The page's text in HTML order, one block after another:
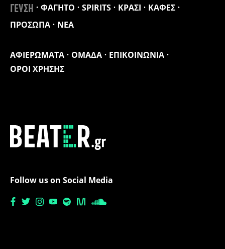
ΑΦΙΕΡΩΜΑΤΑ ΟΜΑΔΑ
ΕΠΙΚΟΙΝΩΝΙΑ
ΟΡΟΙ ΧΡΗΣΗΣ
ΓΕΥΣΗ ΦΑΓΗΤΟ SPIRITS ΚΡΑΣΙ
ΚΑΦΕΣ
ΠΡΟΣΩΠΑ
ΝΕΑ
Follow us on Social Media